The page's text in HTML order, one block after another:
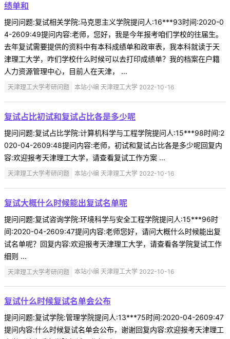
绩单和
提问问题:复试相关学院:马克思主义学院提问人:16***93时间:2020-0
4-2609:49提问内容:老师，您好，我是今年报考咱们学校的往届生。
去年复试需要提供的资料中有本科成绩单和政审表，我本科就读于天
津理工大学，咋们学校什么时候可以去打印成绩单？我的档案在户籍
人力资源管理中心，目前人在天津， ...
天津理工大学考研问题 本站小编 天津理工大学 2022-10-16
复试占比初试和复试占比各是多少呢
提问问题:复试占比学院:计算机科学与工程学院提问人:15***98时间:2
020-04-2609:48提问内容:老师，初试和复试占比各是多少呢回复内
容:欢迎报考天津理工大学，请查看复试工作方案 ...
天津理工大学考研问题 本站小编 天津理工大学 2022-10-16
复试大概什么时候能出复试名单呢
提问问题:复试咨询学院:环境科学与安全工程学院提问人:15***96时
间:2020-04-2609:47提问内容:老师您好，请问大概什么时候能出复
试名单呢？回复内容:欢迎报考天津理工大学，请查看各学院复试工作
细则 ...
天津理工大学考研问题 本站小编 天津理工大学 2022-10-16
复试什么时候复试名单会公布
提问问题:复试学院:管理学院提问人:13***75时间:2020-04-2609:47
提问内容:什么时候复试名单会公布，谢谢回复内容:欢迎报考天津理工